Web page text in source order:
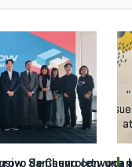
de Chevrolet y
Samsung